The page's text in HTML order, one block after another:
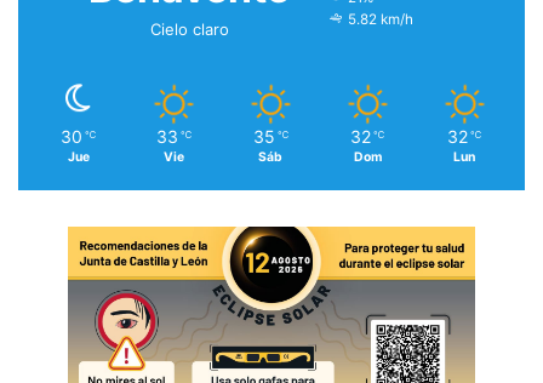
Cielo claro
5.82 km/h
30 ℃
Jue
33 ℃
Vie
35 ℃
Sáb
32 ℃
Dom
32 ℃
Lun